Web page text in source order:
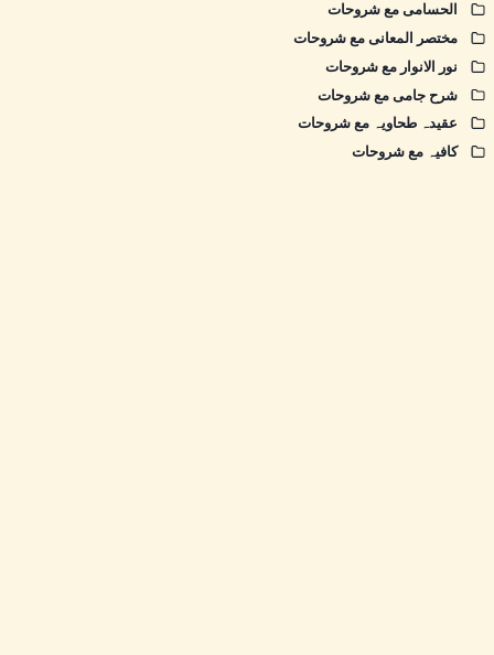
الحسامی مع شروحات
مختصر المعانی مع شروحات
نور الانوار مع شروحات
شرح جامی مع شروحات
عقیدہ طحاویہ مع شروحات
کافیہ مع شروحات